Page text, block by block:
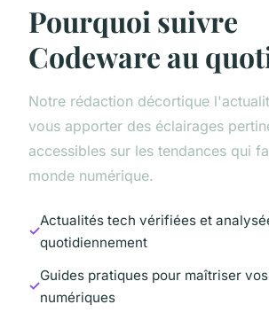
Pourquoi suivre
Codeware au
Notre rédaction décortique
vous apporter des éclairages
accessibles sur les tendances qui
monde numérique.
Actualités tech vérifiées et
quotidiennement
Guides pratiques pour maîtriser
numériques